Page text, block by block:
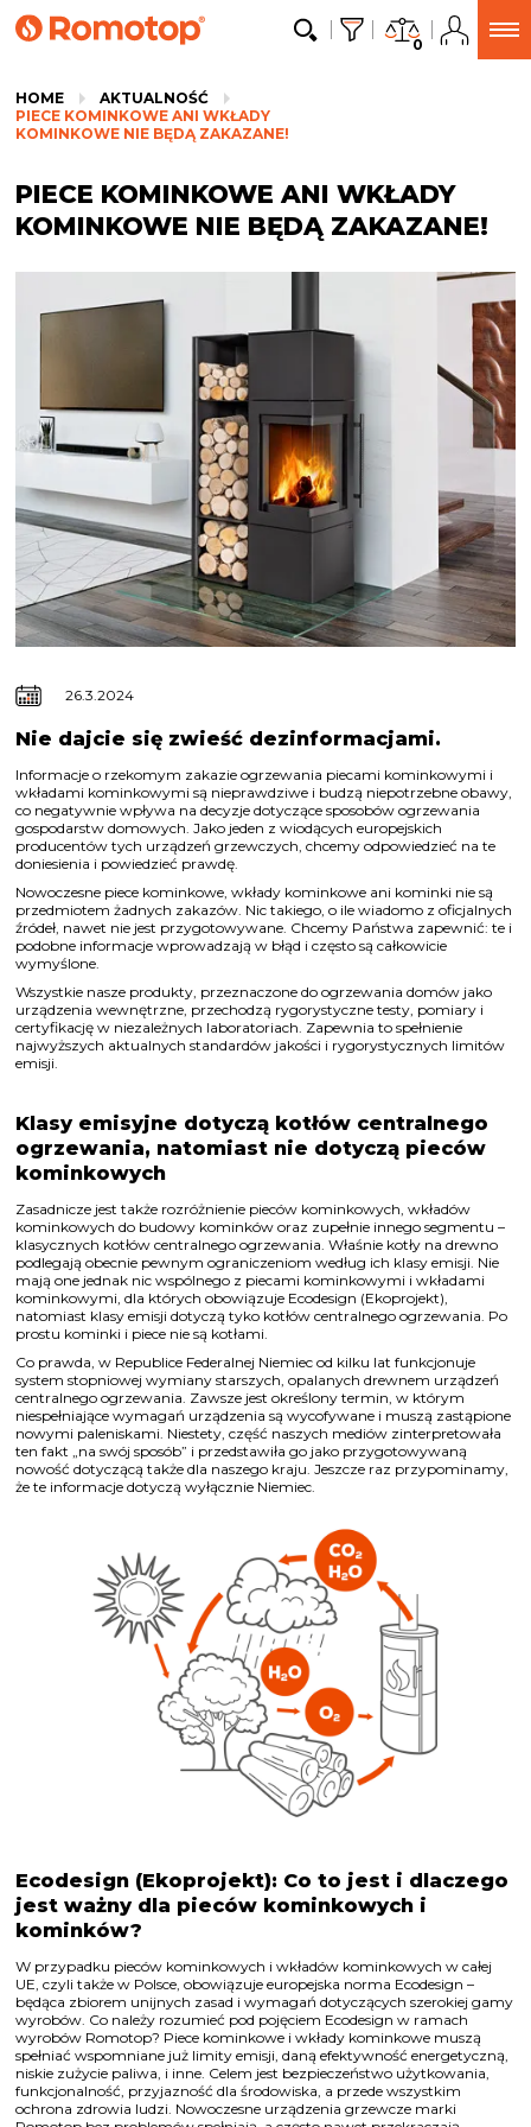
0
HOME
AKTUALNOŚĆ
PIECE KOMINKOWE ANI WKŁADY
KOMINKOWE NIE BĘDĄ ZAKAZANE!
PIECE KOMINKOWE ANI WKŁADY
KOMINKOWE NIE BĘDĄ ZAKAZANE!
26.3.2024
Nie dajcie się zwieść dezinformacjami.
Informacje o rzekomym zakazie ogrzewania piecami kominkowymi i
wkładami kominkowymi są nieprawdziwe i budzą niepotrzebne obawy,
co negatywnie wpływa na decyzje dotyczące sposobów ogrzewania
gospodarstw domowych. Jako jeden z wiodących europejskich
producentów tych urządzeń grzewczych, chcemy odpowiedzieć na te
doniesienia i powiedzieć prawdę.
Nowoczesne piece kominkowe, wkłady kominkowe ani kominki nie są
przedmiotem żadnych zakazów. Nic takiego, o ile wiadomo z oficjalnych
źródeł, nawet nie jest przygotowywane. Chcemy Państwa zapewnić: te i
podobne informacje wprowadzają w błąd i często są całkowicie
wymyślone.
Wszystkie nasze produkty, przeznaczone do ogrzewania domów jako
urządzenia wewnętrzne, przechodzą rygorystyczne testy, pomiary i
certyfikację w niezależnych laboratoriach. Zapewnia to spełnienie
najwyższych aktualnych standardów jakości i rygorystycznych limitów
emisji.
Klasy emisyjne dotyczą kotłów centralnego
ogrzewania, natomiast nie dotyczą pieców
kominkowych
Zasadnicze jest także rozróżnienie pieców kominkowych, wkładów
kominkowych do budowy kominków oraz zupełnie innego segmentu –
klasycznych kotłów centralnego ogrzewania. Właśnie kotły na drewno
podlegają obecnie pewnym ograniczeniom według ich klasy emisji. Nie
mają one jednak nic wspólnego z piecami kominkowymi i wkładami
kominkowymi, dla których obowiązuje Ecodesign (Ekoprojekt),
natomiast klasy emisji dotyczą tyko kotłów centralnego ogrzewania. Po
prostu kominki i piece nie są kotłami.
Co prawda, w Republice Federalnej Niemiec od kilku lat funkcjonuje
system stopniowej wymiany starszych, opalanych drewnem urządzeń
centralnego ogrzewania. Zawsze jest określony termin, w którym
niespełniające wymagań urządzenia są wycofywane i muszą zastąpione
nowymi paleniskami. Niestety, część naszych mediów zinterpretowała
ten fakt „na swój sposób” i przedstawiła go jako przygotowywaną
nowość dotyczącą także dla naszego kraju. Jeszcze raz przypominamy,
że te informacje dotyczą wyłącznie Niemiec.
Ecodesign (Ekoprojekt): Co to jest i dlaczego
jest ważny dla pieców kominkowych i
kominków?
W przypadku pieców kominkowych i wkładów kominkowych w całej
UE, czyli także w Polsce, obowiązuje europejska norma Ecodesign –
będąca zbiorem unijnych zasad i wymagań dotyczących szerokiej gamy
wyrobów. Co należy rozumieć pod pojęciem Ecodesign w ramach
wyrobów Romotop? Piece kominkowe i wkłady kominkowe muszą
spełniać wspomniane już limity emisji, daną efektywność energetyczną,
niskie zużycie paliwa, i inne. Celem jest bezpieczeństwo użytkowania,
funkcjonalność, przyjazność dla środowiska, a przede wszystkim
ochrona zdrowia ludzi. Nowoczesne urządzenia grzewcze marki